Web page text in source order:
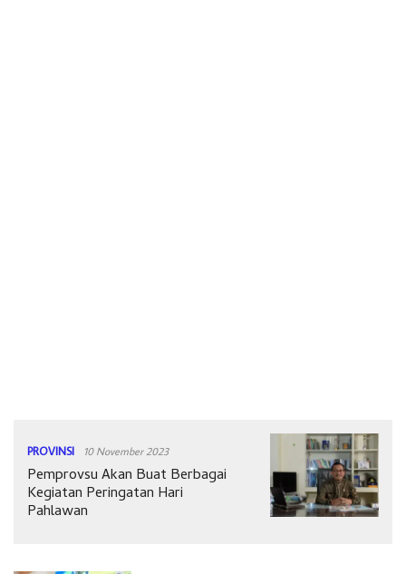
PROVINSI 10 November 2023
Pemprovsu Akan Buat Berbagai
Kegiatan Peringatan Hari
Pahlawan